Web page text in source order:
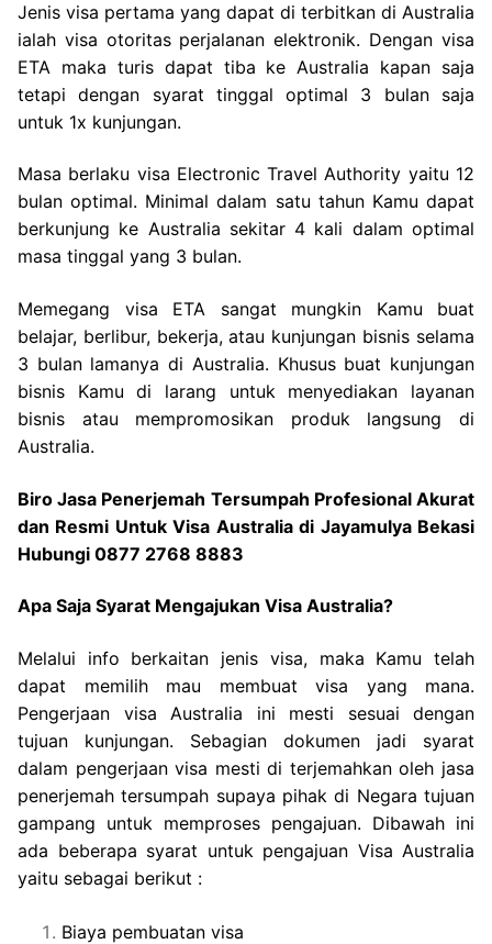
Jenis visa pertama yang dapat di terbitkan di Australia
ialah visa otoritas perjalanan elektronik. Dengan visa
ETA maka turis dapat tiba ke Australia kapan saja
tetapi dengan syarat tinggal optimal 3 bulan saja
untuk 1x kunjungan.
Masa berlaku visa Electronic Travel Authority yaitu 12
bulan optimal. Minimal dalam satu tahun Kamu dapat
berkunjung ke Australia sekitar 4 kali dalam optimal
masa tinggal yang 3 bulan.
Memegang visa ETA sangat mungkin Kamu buat
belajar, berlibur, bekerja, atau kunjungan bisnis selama
3 bulan lamanya di Australia. Khusus buat kunjungan
bisnis Kamu di larang untuk menyediakan layanan
bisnis atau mempromosikan produk langsung di
Australia.
Biro Jasa Penerjemah Tersumpah Profesional Akurat
dan Resmi Untuk Visa Australia di Jayamulya Bekasi
Hubungi 0877 2768 8883
Apa Saja Syarat Mengajukan Visa Australia?
Melalui info berkaitan jenis visa, maka Kamu telah
dapat memilih mau membuat visa yang mana.
Pengerjaan visa Australia ini mesti sesuai dengan
tujuan kunjungan. Sebagian dokumen jadi syarat
dalam pengerjaan visa mesti di terjemahkan oleh jasa
penerjemah tersumpah supaya pihak di Negara tujuan
gampang untuk memproses pengajuan. Dibawah ini
ada beberapa syarat untuk pengajuan Visa Australia
yaitu sebagai berikut :
Biaya pembuatan visa